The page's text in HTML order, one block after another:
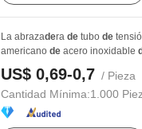
La abrazadera de tubo de
americano de acero inoxidable
US$ 0,69-0,7 / Pieza
Cantidad Mínima:1.000